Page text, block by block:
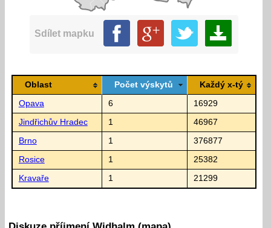
Sdílet mapku
Oblast Počet výskytů Každý x-tý
Opava 6 16929
Jindřichův Hradec 1 46967
Brno 1 376877
Rosice 1 25382
Kravaře 1 21299